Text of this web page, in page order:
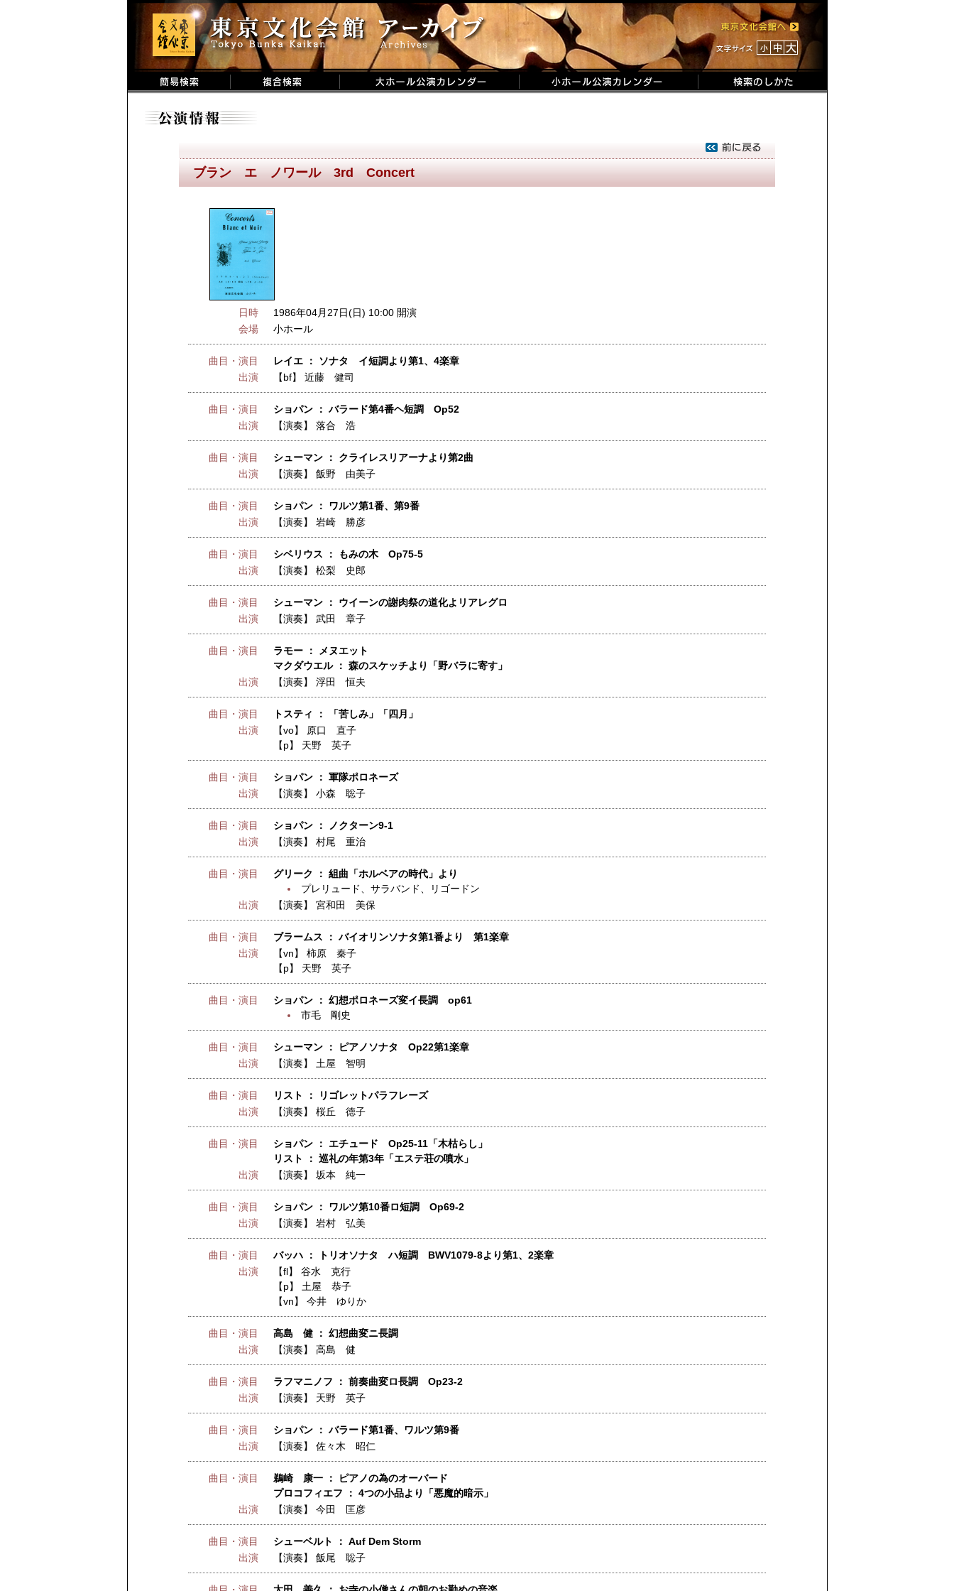
ブラン エ ノワール 3rd Concert
日時
1986年04月27日(日) 10:00 開演
会場
小ホール
曲目・演目
レイエ ： ソナタ イ短調より第1、4楽章
出演
【bf】 近藤 健司
曲目・演目
ショパン ： バラード第4番ヘ短調 Op52
出演
【演奏】 落合 浩
曲目・演目
シューマン ： クライレスリアーナより第2曲
出演
【演奏】 飯野 由美子
曲目・演目
ショパン ： ワルツ第1番、第9番
出演
【演奏】 岩崎 勝彦
曲目・演目
シベリウス ： もみの木 Op75-5
出演
【演奏】 松梨 史郎
曲目・演目
シューマン ： ウイーンの謝肉祭の道化よリアレグロ
出演
【演奏】 武田 章子
曲目・演目
ラモー ： メヌエット
マクダウエル ： 森のスケッチより「野バラに寄す」
出演
【演奏】 浮田 恒夫
曲目・演目
トスティ ： 「苦しみ」「四月」
出演
【vo】
原口 直子
【p】 天野 英子
曲目・演目
ショパン ： 軍隊ポロネーズ
出演
【演奏】 小森 聡子
曲目・演目
ショパン ： ノクターン9-1
出演
【演奏】 村尾 重治
曲目・演目
グリーク ： 組曲「ホルベアの時代」より
プレリュード、サラバンド、リゴードン
出演
【演奏】 宮和田 美保
曲目・演目
ブラームス ： バイオリンソナタ第1番より 第1楽章
出演
【vn】 柿原 秦子
【p】 天野 英子
曲目・演目
ショパン ： 幻想ポロネーズ変イ長調 op61
市毛 剛史
曲目・演目
シューマン ： ピアノソナタ Op22第1楽章
出演
【演奏】 土屋 智明
曲目・演目
リスト ： リゴレットパラフレーズ
出演
【演奏】 桜丘 徳子
曲目・演目
ショパン ： エチュード Op25-11「木枯らし」
リスト ： 巡礼の年第3年「エステ荘の噴水」
出演
【演奏】 坂本 純一
曲目・演目
ショパン ： ワルツ第10番ロ短調 Op69-2
出演
【演奏】 岩村 弘美
曲目・演目
バッハ ： トリオソナタ ハ短調 BWV1079-8より第1、2楽章
出演
【fl】 谷水 克行
【p】 土屋 恭子
【vn】 今井 ゆりか
曲目・演目
高島 健 ： 幻想曲変ニ長調
出演
【演奏】 高島 健
曲目・演目
ラフマニノフ ： 前奏曲変ロ長調 Op23-2
出演
【演奏】 天野 英子
曲目・演目
ショパン ： バラード第1番、ワルツ第9番
出演
【演奏】 佐々木 昭仁
曲目・演目
鵜崎 康一 ： ピアノの為のオーバード
プロコフィエフ ： 4つの小品より「悪魔的暗示」
出演
【演奏】 今田 匡彦
曲目・演目
シューベルト ： Auf Dem Storm
出演
【演奏】 飯尾 聡子